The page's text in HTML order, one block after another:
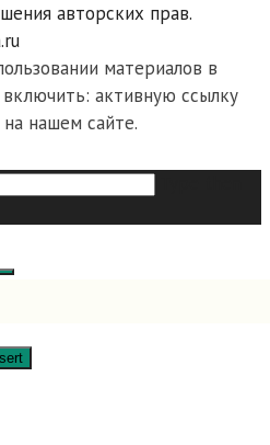
авторских прав.
материалов в
активную ссылку
нашем сайте.